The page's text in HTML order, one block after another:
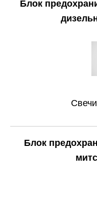
Блок
Блок